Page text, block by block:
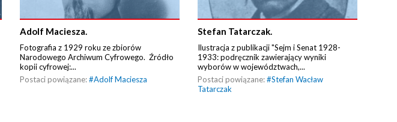
Adolf Maciesza.
Fotografia z 1929 roku ze zbiorów
Narodowego Archiwum Cyfrowego. Źródło
kopii cyfrowej:...
Postaci powiązane:#Adolf Maciesza
Stefan Tatarczak.
Ilustracja z publikacji "Sejm i Senat 1928-
1933: podręcznik zawierający wyniki
wyborów w województwach,...
Postaci powiązane:#Stefan Wacław
Tatarczak